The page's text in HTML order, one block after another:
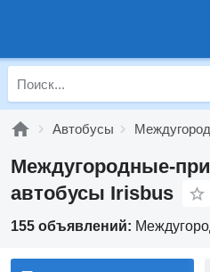
Автобусы
Междугородные-
автобусы Irisbus
155 объявлений: